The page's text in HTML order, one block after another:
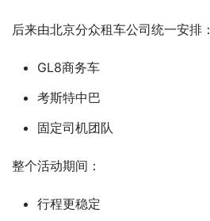
后来由北京分众租车公司统一安排：
GL8商务车
考斯特中巴
固定司机团队
整个活动期间：
行程更稳定